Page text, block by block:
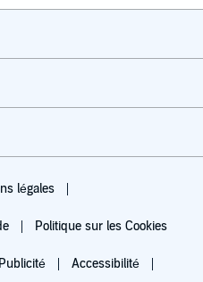
légales
Politique sur les Cookies
Accessibilité